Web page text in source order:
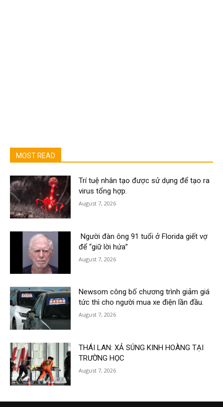
MOST READ
Trí tuệ nhân tạo được sử dụng để tạo ra
virus tổng hợp.
August 7, 2026
Người đàn ông 91 tuổi ở Florida giết vợ
để “giữ lời hứa”
August 7, 2026
Newsom công bố chương trình giảm giá
tức thì cho người mua xe điện lần đầu.
August 7, 2026
THÁI LAN: XẢ SÚNG KINH HOÀNG TẠI
TRƯỜNG HỌC
August 7, 2026